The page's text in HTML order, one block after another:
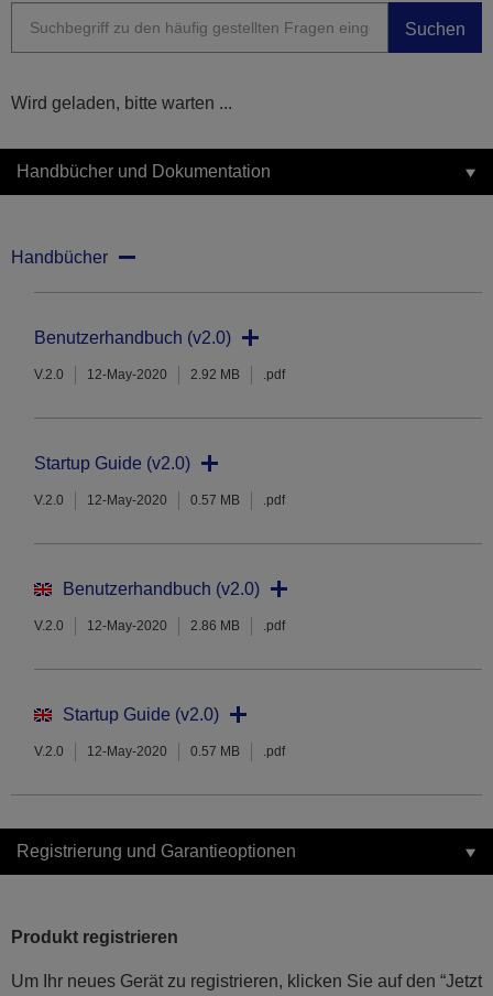
Suchen
Wird geladen, bitte warten ...
Handbücher und Dokumentation
Handbücher
Benutzerhandbuch (v2.0)
V.2.0 12-May-2020 2.92 MB .pdf
Startup Guide (v2.0)
V.2.0 12-May-2020 0.57 MB .pdf
Benutzerhandbuch (v2.0)
V.2.0 12-May-2020 2.86 MB .pdf
Startup Guide (v2.0)
V.2.0 12-May-2020 0.57 MB .pdf
Registrierung und Garantieoptionen
Produkt registrieren
Um Ihr neues Gerät zu registrieren, klicken Sie auf den “Jetzt